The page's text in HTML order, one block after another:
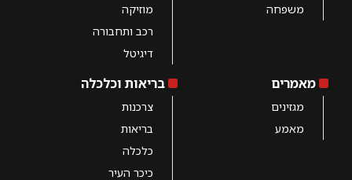
משפחה
מוזיקה
רכב ותחבורה
דיגיטל
מאמרים
מגזינים
מאמע
בריאות וכלכלה
צרכנות
בריאות
כלכלה
כיכר העיר